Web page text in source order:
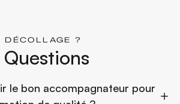
DÉCOLLAGE ?
le bon accompagnateur pour